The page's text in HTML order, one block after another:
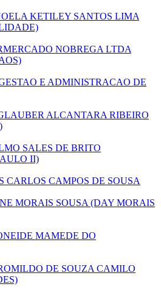
KETILEY SANTOS LIMA
NOBREGA LTDA
E ADMINISTRACAO DE
ALCANTARA RIBEIRO
SALES DE BRITO
II)
CARLOS CAMPOS DE SOUSA
MORAIS SOUSA (DAY MORAIS
MAMEDE DO
DE SOUZA CAMILO